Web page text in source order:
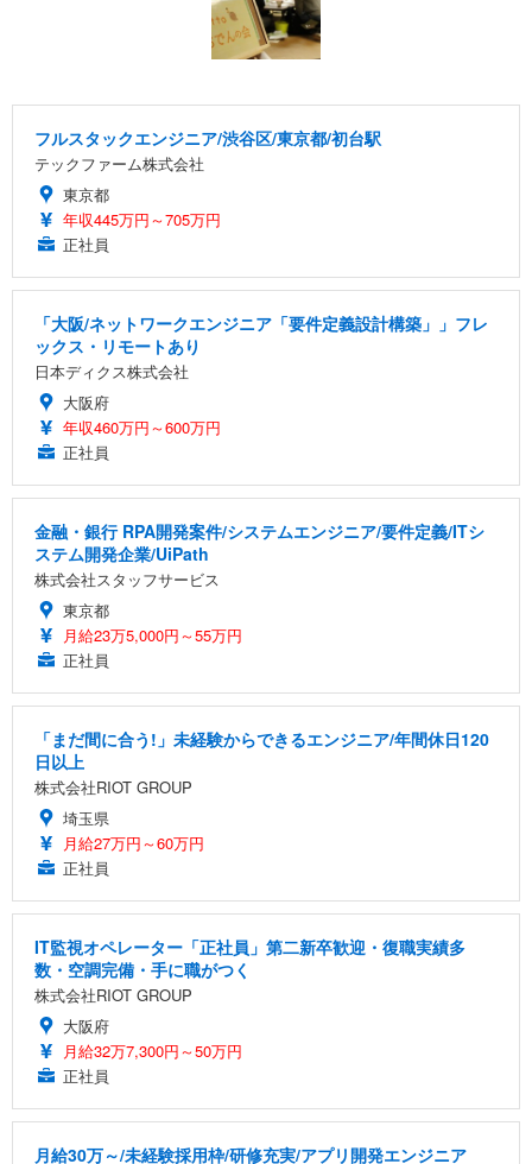
フルスタックエンジニア/渋谷区/東京都/初台駅
テックファーム株式会社
東京都
年収445万円～705万円
正社員
「大阪/ネットワークエンジニア「要件定義設計構築」」フレ
ックス・リモートあり
日本ディクス株式会社
大阪府
年収460万円～600万円
正社員
金融・銀行 RPA開発案件/システムエンジニア/要件定義/ITシ
ステム開発企業/UiPath
株式会社スタッフサービス
東京都
月給23万5,000円～55万円
正社員
「まだ間に合う!」未経験からできるエンジニア/年間休日120
日以上
株式会社RIOT GROUP
埼玉県
月給27万円～60万円
正社員
IT監視オペレーター「正社員」第二新卒歓迎・復職実績多
数・空調完備・手に職がつく
株式会社RIOT GROUP
大阪府
月給32万7,300円～50万円
正社員
月給30万～/未経験採用枠/研修充実/アプリ開発エンジニア